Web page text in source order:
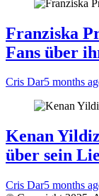
Franziska
Fans über
Cris Dar5 months
Kenan
über sein
Cris Dar5 months